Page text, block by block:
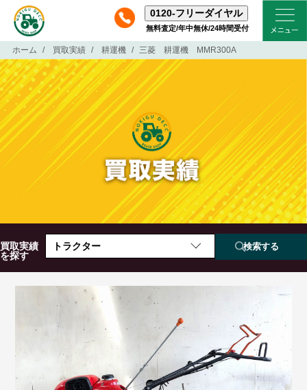
0120-フリーダイヤル
無料査定/年中無休/24時間受付
ホーム 買取実績 耕運機 三菱 耕運機 MMR300A
買取実績
を探す
トラクター